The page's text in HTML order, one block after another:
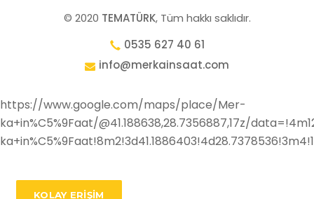
© 2020 TEMATÜRK, Tüm hakkı saklıdır.
0535 627 40 61
info@merkainsaat.com
https://www.google.com/maps/place/Mer-
ka+in%C5%9Faat/@41.188638,28.7356887,17z/
KOLAY ERİŞİM